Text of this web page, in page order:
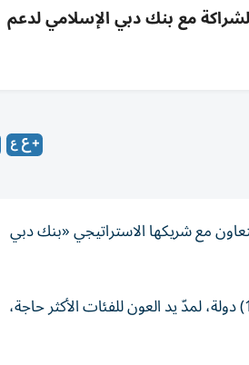
«نسمة خير» الصيفية 2026 في الإمارات و18 دولة بالشراكة مع بنك دبي الإسلامي لدعم
2026 تحت شعار «نسمة خير»، بالتعاون مع شريكها الاستراتيجي «بنك دبي
وتتضمن الحملة حزمة متكاملة من المشاريع والمبادرات الإنسانية داخل دولة الإمارات وفي (18) دولة، لمدّ يد العون للفئات الأكثر حاجة،